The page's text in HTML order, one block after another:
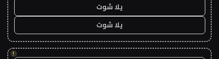
يلا شوت
يلا شوت
!